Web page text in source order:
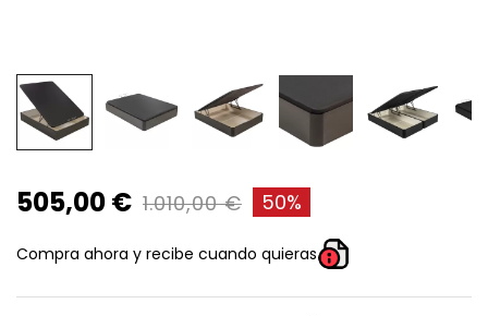
505,00 € 1.010,00 € 50%
Compra ahora y recibe cuando quieras